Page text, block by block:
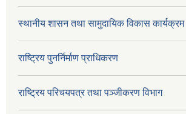
स्थानीय शासन तथा सामुदायिक विकास कार्यक्रम
राष्ट्रिय पुनर्निर्माण प्राधिकरण
राष्ट्रिय परिचयपत्र तथा पञ्जीकरण विभाग